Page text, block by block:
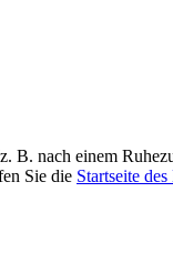
nach einem
Sie die Startseite